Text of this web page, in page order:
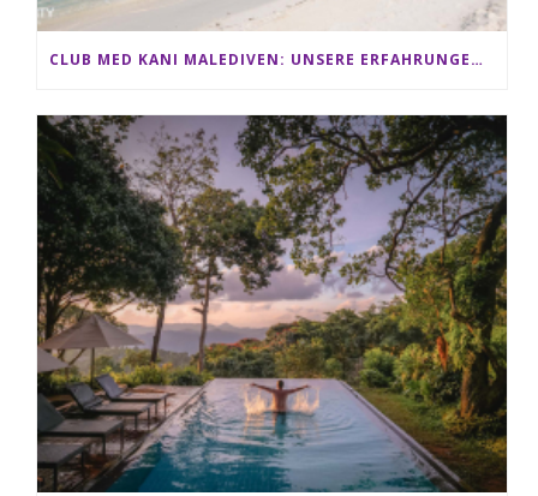
CLUB MED KANI MALEDIVEN: UNSERE ERFAHRUNGEN IM ALL-INCLUSIVE PARADIES